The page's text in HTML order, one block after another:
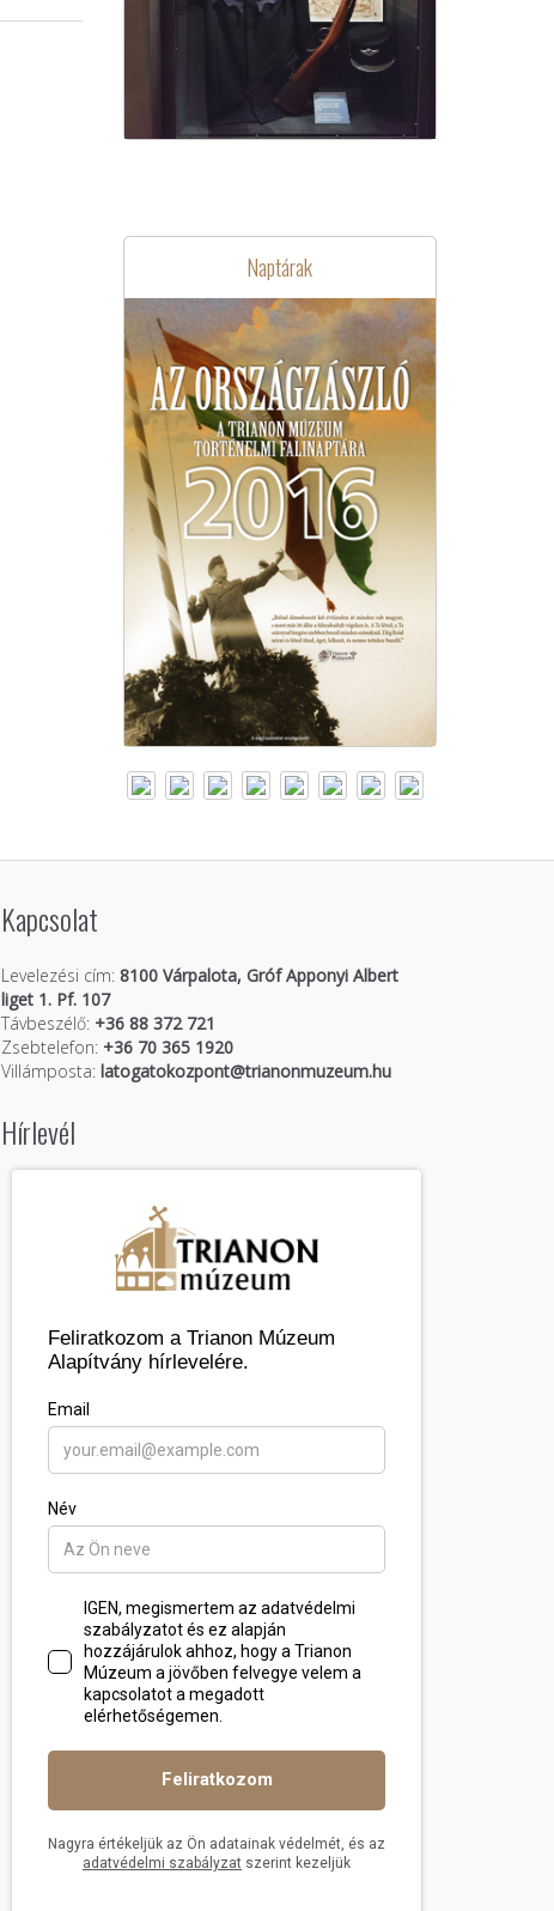
Naptárak
Kapcsolat
Levelezési cím: 8100 Várpalota, Gróf Apponyi Albert
liget 1. Pf. 107
Távbeszélő: +36 88 372 721
Zsebtelefon: +36 70 365 1920
Villámposta: latogatokozpont@trianonmuzeum.hu
Hírlevél